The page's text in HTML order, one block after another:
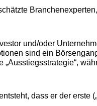
und/oder
sind ein
„Ausstiegsstrategie“,
dass er der erste